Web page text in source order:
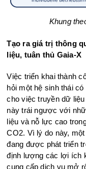
Khung
Tạo ra giá trị thông
liệu, tuân thủ Gaia-X
Việc triển khai thành
hỏi một hệ sinh thái
cho việc truyền dữ
này trái ngược với
liệu và nỗ lực cao
CO2. Vì lý do này,
đang được phát triển
định lượng các lợi ích
cung cấp dịch vụ mở